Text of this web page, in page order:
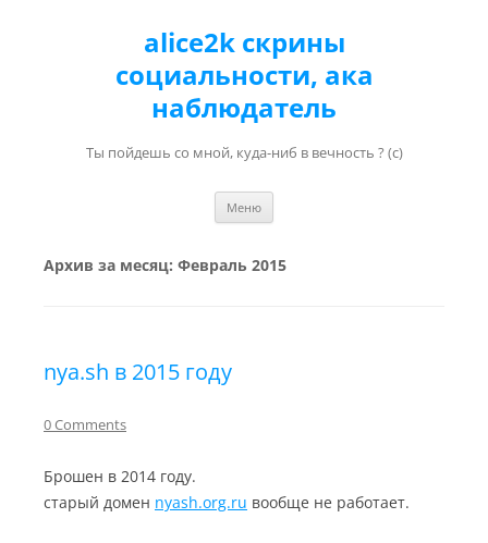
alice2k скрины
социальности, ака
наблюдатель
Ты пойдешь со мной, куда-ниб в вечность ? (с)
Меню
Архив за месяц: Февраль 2015
nya.sh в 2015 году
0 Comments
Брошен в 2014 году.
старый домен nyash.org.ru вообще не работает.